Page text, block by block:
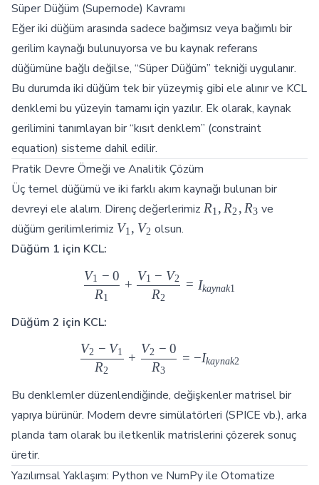
Süper Düğüm (Supernode) Kavramı
Eğer iki düğüm arasında sadece bağımsız veya bağımlı bir
gerilim kaynağı bulunuyorsa ve bu kaynak referans
düğümüne bağlı değilse, “Süper Düğüm” tekniği uygulanır.
Bu durumda iki düğüm tek bir yüzeymiş gibi ele alınır ve KCL
denklemi bu yüzeyin tamamı için yazılır. Ek olarak, kaynak
gerilimini tanımlayan bir “kısıt denklem” (constraint
equation) sisteme dahil edilir.
Pratik Devre Örneği ve Analitik Çözüm
Üç temel düğümü ve iki farklı akım kaynağı bulunan bir
devreyi ele alalım. Direnç değerlerimiz R_1,
R1 , R2 ,R3 ve
düğüm gerilimlerimiz V_1,
V1 , V2 olsun.
Düğüm 1 için KCL:
\frac{V_1 - 0}{R_1} +
R1
V1 − 0
+
R2
V1 − V2 = Ikaynak1
Düğüm 2 için KCL:
\frac{V_2 - V_1}{R_2} +
R2
V2 − V1 +
R3
V2 − 0
= −Ikaynak2
Bu denklemler düzenlendiğinde, değişkenler matrisel bir
yapıya bürünür. Modern devre simülatörleri (SPICE vb.), arka
planda tam olarak bu iletkenlik matrislerini çözerek sonuç
üretir.
Yazılımsal Yaklaşım: Python ve NumPy ile Otomatize